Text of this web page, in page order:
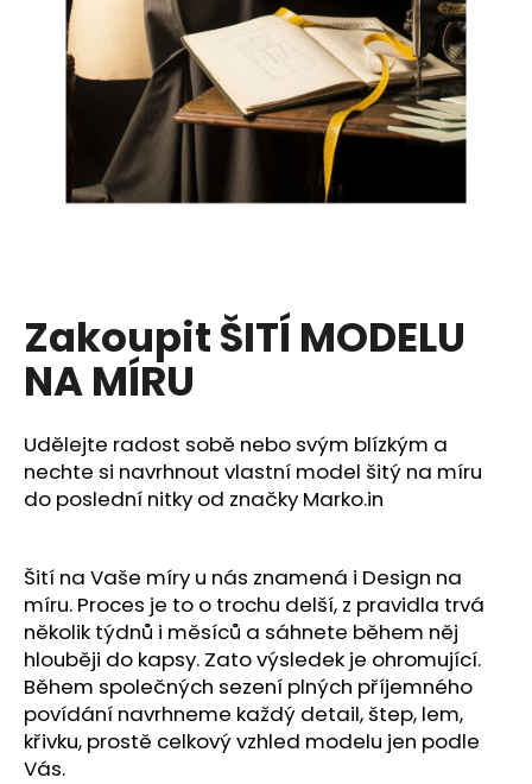
Zakoupit ŠITÍ MODELU
NA MÍRU
Udělejte radost sobě nebo svým blízkým a
nechte si navrhnout vlastní model šitý na míru
do poslední nitky od značky Marko.in
Šití na Vaše míry u nás znamená i Design na
míru. Proces je to o trochu delší, z pravidla trvá
několik týdnů i měsíců a sáhnete během něj
hlouběji do kapsy. Zato výsledek je ohromující.
Během společných sezení plných příjemného
povídání navrhneme každý detail, štep, lem,
křivku, prostě celkový vzhled modelu jen podle
Vás.
D
o
p
o
r
u
u
j
e
m
e